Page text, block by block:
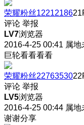
荣耀粉丝12212186
评论 举报
LV7浏览器
2016-4-25 00:41 属地
巨轮看看看看
荣耀粉丝22763530
评论 举报
LV5浏览器
2016-4-25 00:44 属地
谢谢分享